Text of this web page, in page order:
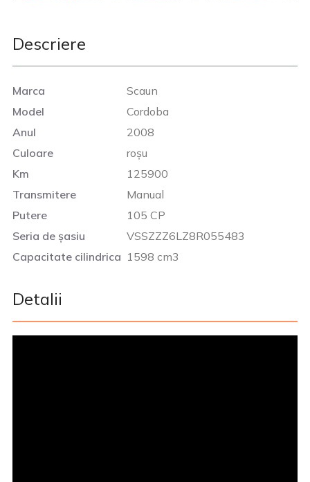
Descriere
Marca
Scaun
Model
Cordoba
Anul
2008
Culoare
roșu
Km
125900
Transmitere
Manual
Putere
105 CP
Seria de șasiu
VSSZZZ6LZ8R055483
Capacitate cilindrica 1598 cm3
Detalii